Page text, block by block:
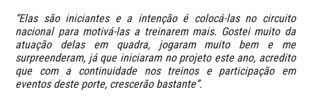
“Elas são iniciantes e a intenção é colocá-las no circuito
nacional para motivá-las a treinarem mais. Gostei muito da
atuação delas em quadra, jogaram muito bem e me
surpreenderam, já que iniciaram no projeto este ano, acredito
que com a continuidade nos treinos e participação em
eventos deste porte, crescerão bastante”.